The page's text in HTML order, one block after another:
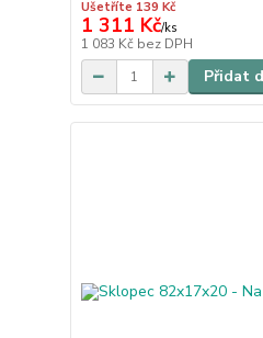
Ušetříte 139 Kč
1 311 Kč/ks
1 083 Kč bez DPH
Přidat